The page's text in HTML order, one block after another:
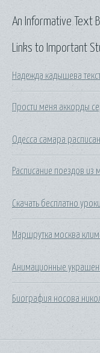
Links to Important
Надежда кадышева
Прости меня аккорды
Одесса самара
Расписание поездов из
Скачать бесплатно
Маршрутка москва
Анимационные
Биография носова
An Informative Text